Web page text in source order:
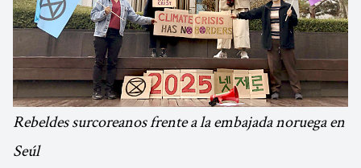
Rebeldes surcoreanos frente a la embajada noruega en
Seúl